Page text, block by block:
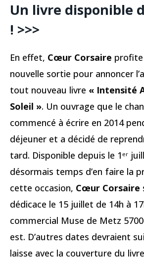
Un livre disponible
! >>>
En effet, Cœur Corsaire
nouvelle sortie pour annoncer
tout nouveau livre « Intensité
Soleil ». Un ouvrage que le
commencé à écrire en 2014
déjeuner et a décidé de
tard. Disponible depuis le 1ᵉʳ
désormais temps d’en faire la
cette occasion, Cœur Corsaire
dédicace le 15 juillet de 14h à
commercial Muse de Metz
est. D’autres dates devraient
laisse avec la couverture du